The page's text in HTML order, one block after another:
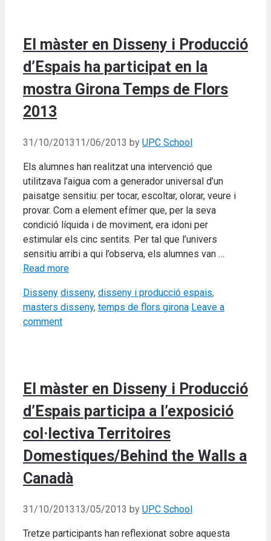
El màster en Disseny i Producció
d’Espais ha participat en la
mostra Girona Temps de Flors
2013
31/10/201311/06/2013 by UPC School
Els alumnes han realitzat una intervenció que
utilitzava l’aigua com a generador universal d’un
paisatge sensitiu: per tocar, escoltar, olorar, veure i
provar. Com a element efímer que, per la seva
condició líquida i de moviment, era idoni per
estimular els cinc sentits. Per tal que l’univers
sensitiu arribi a qui l’observa, els alumnes van …
Read more
Categories
Disseny Tags
disseny, disseny i producció espais,
masters disseny, temps de flors girona Leave a
comment
El màster en Disseny i Producció
d’Espais participa a l’exposició
col·lectiva Territoires
Domestiques/Behind the Walls a
Canadà
31/10/201313/05/2013 by UPC School
Tretze participants han reflexionat sobre aquesta